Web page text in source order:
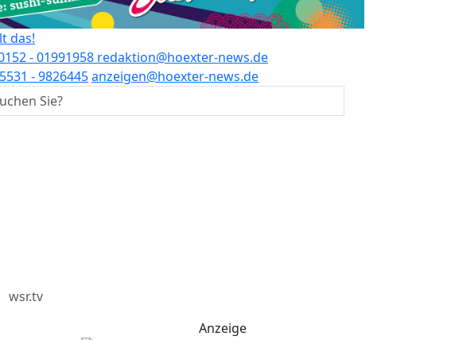
das!
- 01991958 redaktion@hoexter-news.de
- 9826445anzeigen@hoexter-news.de
wsr.tv
Anzeige